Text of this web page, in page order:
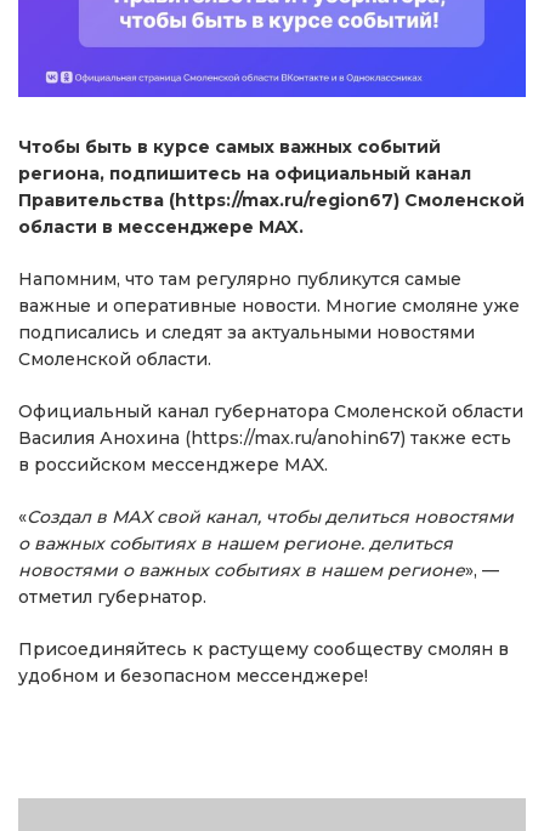
Чтобы быть в курсе самых важных событий
региона, подпишитесь на официальный канал
Правительства (https://max.ru/region67) Смоленской
области в мессенджере MAX.
Напомним, что там регулярно публикутся самые
важные и оперативные новости. Многие смоляне уже
подписались и следят за актуальными новостями
Смоленской области.
Официальный канал губернатора Смоленской области
Василия Анохина (https://max.ru/anohin67) также есть
в российском мессенджере MAX.
«Создал в МАX свой канал, чтобы делиться новостями
о важных событиях в нашем регионе. делиться
новостями о важных событиях в нашем регионе», —
отметил губернатор.
Присоединяйтесь к растущему сообществу смолян в
удобном и безопасном мессенджере!